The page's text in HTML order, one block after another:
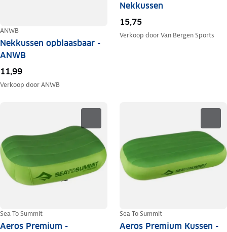
ANWB
Nekkussen opblaasbaar -
ANWB
11,99
Verkoop doorANWB
Nekkussen
15,75
Verkoop doorVan Bergen Sports
Sea To Summit
Aeros Premium -
Sea To Summit
Aeros Premium Kussen -